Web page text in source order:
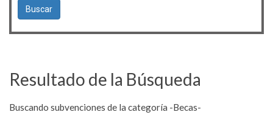
Resultado de la Búsqueda
Buscando subvenciones de la categoría -Becas-